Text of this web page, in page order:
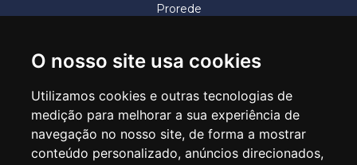
O nosso site usa cookies
Utilizamos cookies e outras tecnologias de
medição para melhorar a sua experiência de
navegação no nosso site, de forma a mostrar
conteúdo personalizado, anúncios direcionados,
Prorede
SECRETARIA DE EDUCAÇÃO